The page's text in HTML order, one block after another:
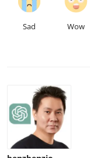
Sad Wow